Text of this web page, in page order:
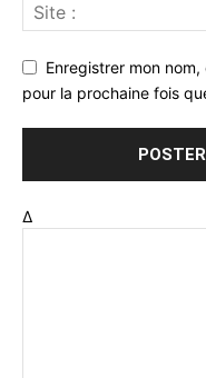
Enregistrer mon
pour la prochaine fois
Δ